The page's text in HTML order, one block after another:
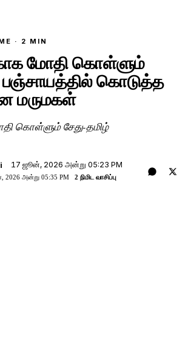
· 2 MIN
மோதி கொள்ளும்
பஞ்சாயத்தில் கொடுத்த
மருமகள்
கொள்ளும் சேது-தமிழ்
17 ஜூன், 2026 அன்று 05:23 PM
2026 அன்று 05:35 PM 2 நிமிட வாசிப்பு